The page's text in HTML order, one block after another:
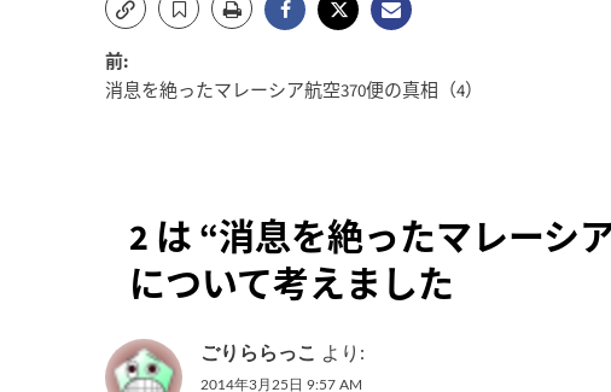
投
ビ
ゲ
ー
シ
前:
消息を絶ったマレーシア航空370便の真相（4）
2 は “消息を絶ったマレーシ
について考えました
ごりららっこ より:
2014年3月25日 9:57 AM